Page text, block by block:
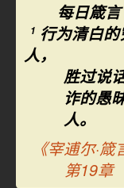
每日箴言
1 行为清白的
人，
胜过说
诈的愚
人。
《宰逋尔·箴
第19章